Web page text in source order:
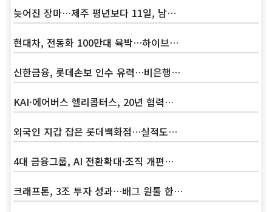
늦어진 장마…제주 평년보다 11일, 남…
현대차, 전동화 100만대 육박…하이브…
신한금융, 롯데손보 인수 유력…비은행…
KAI·에어버스 헬리콥터스, 20년 협력…
외국인 지갑 잡은 롯데백화점…실적도…
4대 금융그룹, AI 전환확대·조직 개편…
크래프톤, 3조 투자 성과…배그 원툴 한…